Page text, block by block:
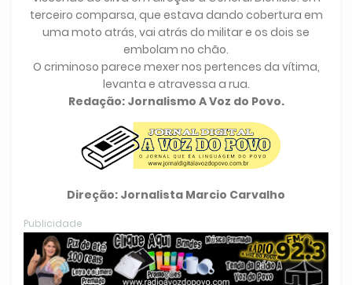
terceiro comparsa, que estava dando cobertura em
uma moto atrás, vai atrás do militar e os dois se
embolam no chão.
O criminoso parece mexer nos pertences da vítima,
levanta e atravessa a rua.
Redação: Jornalismo A Voz do Povo.
Direção: Jornalista Marcio Carvalho
Publicidade